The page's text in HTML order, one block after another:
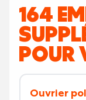
164
POUR
Ouvrier